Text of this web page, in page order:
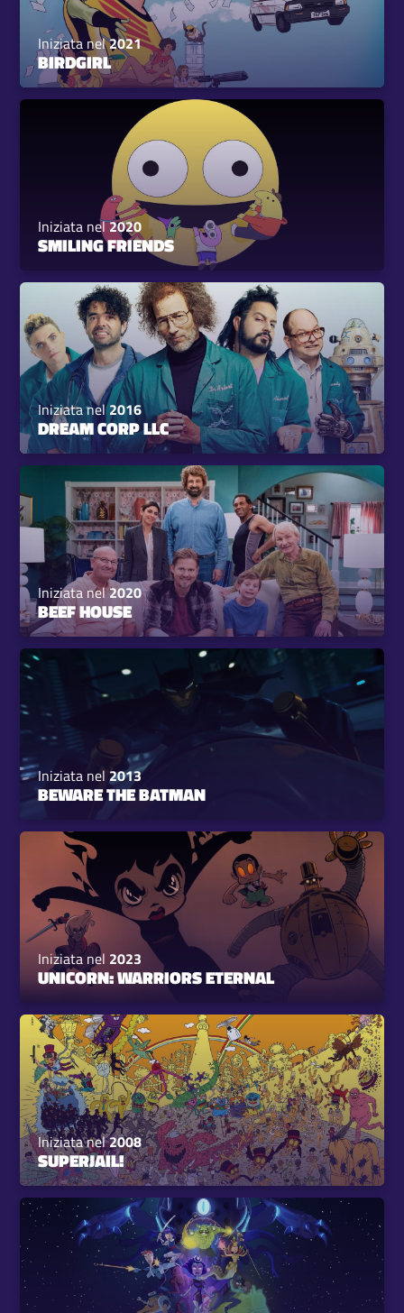
Iniziata nel2021
BIRDGIRL
Iniziata nel2020
SMILING FRIENDS
Iniziata nel2016
DREAM CORP LLC
Iniziata nel2020
BEEF HOUSE
Iniziata nel2013
BEWARE THE BATMAN
Iniziata nel 2023
UNICORN: WARRIORS ETERNAL
Iniziata nel2008
SUPERJAIL!